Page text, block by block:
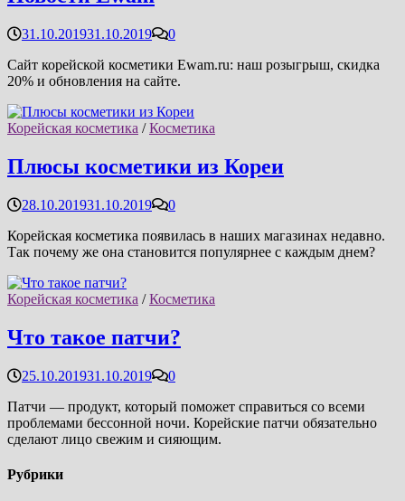
31.10.201931.10.2019
0
Сайт корейской косметики Ewam.ru: наш розыгрыш, скидка
20% и обновления на сайте.
Корейская косметика /Косметика
Плюсы косметики из Кореи
28.10.201931.10.2019
0
Корейская косметика появилась в наших магазинах недавно.
Так почему же она становится популярнее с каждым днем?
Корейская косметика /Косметика
Что такое патчи?
25.10.201931.10.2019
0
Патчи — продукт, который поможет справиться со всеми
проблемами бессонной ночи. Корейские патчи обязательно
сделают лицо свежим и сияющим.
Рубрики